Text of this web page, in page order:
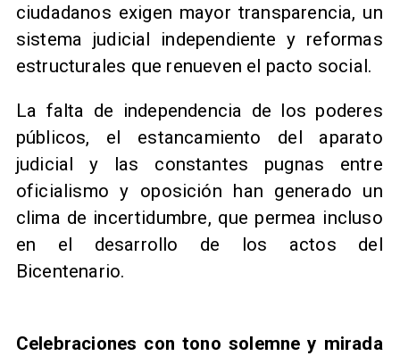
ciudadanos exigen mayor transparencia, un
sistema judicial independiente y reformas
estructurales que renueven el pacto social.
La falta de independencia de los poderes
públicos, el estancamiento del aparato
judicial y las constantes pugnas entre
oficialismo y oposición han generado un
clima de incertidumbre, que permea incluso
en el desarrollo de los actos del
Bicentenario.
Celebraciones con tono solemne y mirada